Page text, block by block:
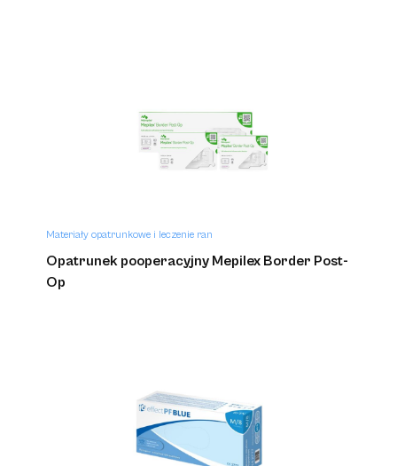
Materiały opatrunkowe i leczenie ran
Opatrunek pooperacyjny Mepilex Border Post-
Op